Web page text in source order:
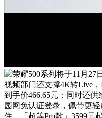
荣耀500系列将于11月27
视频部门还支撑4K转Live
到手价466.65元：同时还
园网免认证登录，佩带更
住。「超等Pro款」3599元